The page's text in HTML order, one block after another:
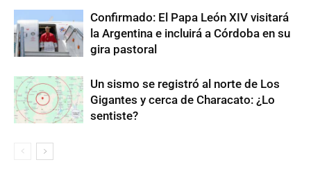
Confirmado: El Papa León XIV visitará
la Argentina e incluirá a Córdoba en su
gira pastoral
Un sismo se registró al norte de Los
Gigantes y cerca de Characato: ¿Lo
sentiste?